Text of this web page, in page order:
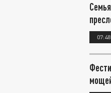
07:48